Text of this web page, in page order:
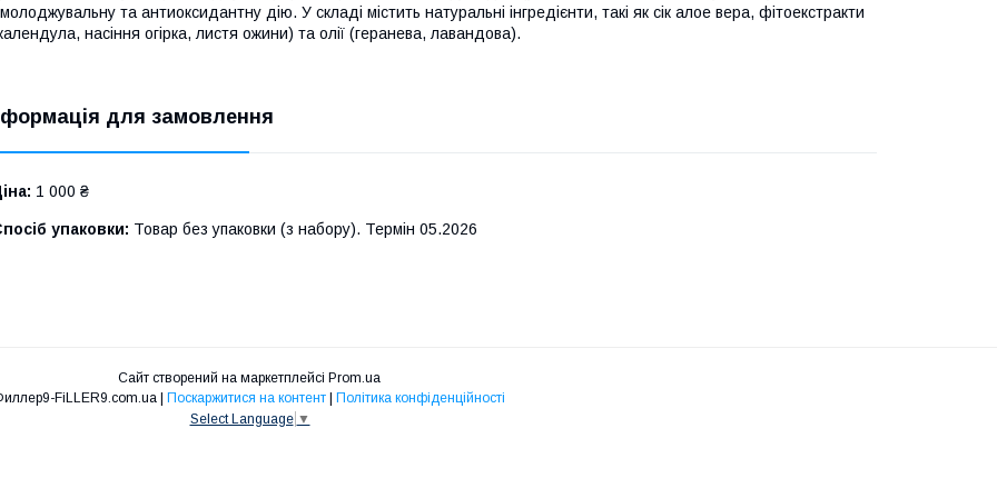
та антиоксидантну дію. У складі містить натуральні інгредієнти, такі як сік алое вера, фітоекстракти
насіння огірка, листя ожини) та олії (геранева, лавандова).
для замовлення
1 000 ₴
упаковки: Товар без упаковки (з набору). Термін 05.2026
Сайт створений на маркетплейсі Prom.ua
Поскаржитися на контент
Політика конфіденційності
Select Language ▼